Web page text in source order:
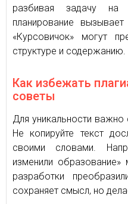
разбивая задачу на
планирование
«Курсовичок» могут
структуре и содержанию.
Как избежать
советы
Для уникальности важно
Не копируйте текст
своими словами.
изменили
разработки
сохраняет смысл, но